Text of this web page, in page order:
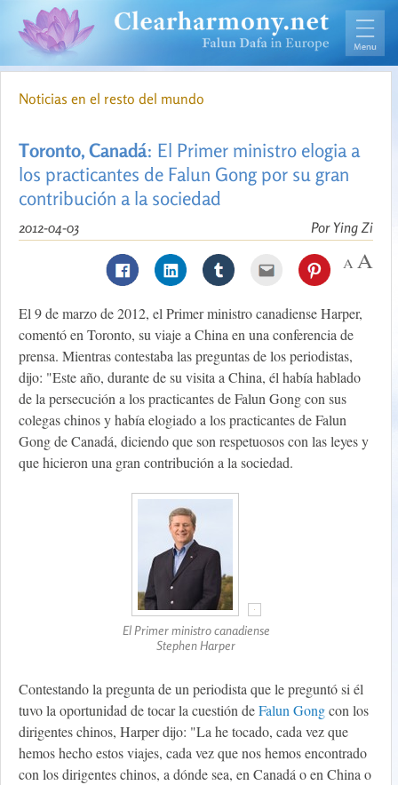
Noticias en el resto del mundo
Toronto, Canadá: El Primer ministro elogia a
los practicantes de Falun Gong por su gran
contribución a la sociedad
Por Ying Zi
2012-04-03
El 9 de marzo de 2012, el Primer ministro canadiense Harper,
comentó en Toronto, su viaje a China en una conferencia de
prensa. Mientras contestaba las preguntas de los periodistas,
dijo: "Este año, durante de su visita a China, él había hablado
de la persecución a los practicantes de Falun Gong con sus
colegas chinos y había elogiado a los practicantes de Falun
Gong de Canadá, diciendo que son respetuosos con las leyes y
que hicieron una gran contribución a la sociedad.
El Primer ministro canadiense
Stephen Harper
Contestando la pregunta de un periodista que le preguntó si él
tuvo la oportunidad de tocar la cuestión deFalun Gongcon los
dirigentes chinos, Harper dijo: "La he tocado, cada vez que
hemos hecho estos viajes, cada vez que nos hemos encontrado
con los dirigentes chinos, a dónde sea, en Canadá o en China o